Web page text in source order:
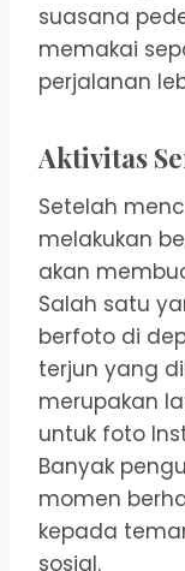
suasana
memakai
perjalanan
Aktivitas
Setelah
melakukan
akan
Salah satu
berfoto di
terjun yang
merupakan
untuk foto
Banyak
momen
kepada
sosial.